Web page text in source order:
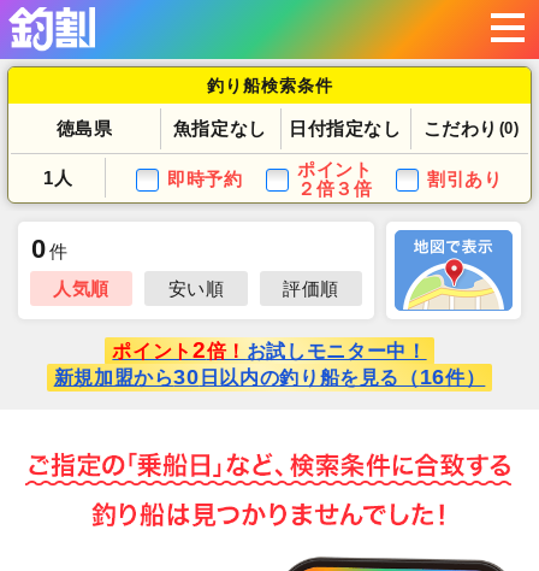
釣り船検索条件
徳島県 魚指定なし 日付指定なし こだわり (0)
1人 即時予約
ポイント
２倍３倍
割引あり
0件
人気順
安い順 評価順
ポイント 2倍！ お試しモニター中！
新規加盟から30 日以内の釣り船を見る（16件）